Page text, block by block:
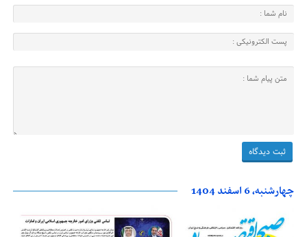
چهارشنبه، 6 اسفند 1404